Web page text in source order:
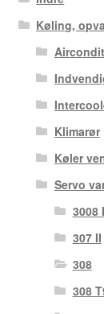
Køling,
Klimarør
Køler
Servo
3008 I
307 II
308
308